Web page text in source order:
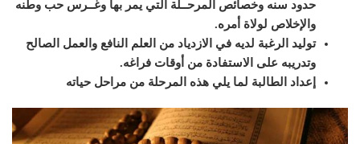
حدود سنه وخصائص المرحــلة التي يمر بها وغــرس حب وطنه
والإخلاص لولاة أمره.
توليد الرغبة لديه في الازدياد من العلم النافع والعمل الصالح
وتدريبه على الاستفادة من أوقات فراغه.
إعداد الطالبة لما يلي هذه المرحلة من مراحل حياته